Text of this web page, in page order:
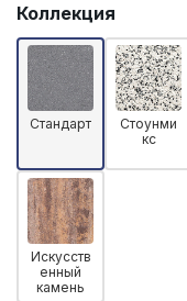
Коллекция
Стандарт
Стоунми
кс
Искусств
енный
камень